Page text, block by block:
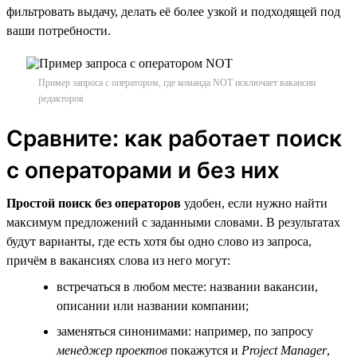
фильтровать выдачу, делать её более узкой и подходящей под
ваши потребности.
Пример запроса с оператором, где команда NOT исключает вакансии
редакторов
Сравните: как работает поиск
с операторами и без них
Простой поиск без операторов удобен, если нужно найти
максимум предложений с заданными словами. В результатах
будут варианты, где есть хотя бы одно слово из запроса,
причём в вакансиях слова из него могут:
встречаться в любом месте: названии вакансии,
описании или названии компании;
заменяться синонимами: например, по запросу
менеджер проектов покажутся и Project Manager,